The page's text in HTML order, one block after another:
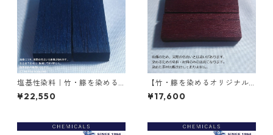
塩基性染料｜竹・籐を染める
｜1kg｜塩基性ブラック（黒色
系）
¥22,550
【竹・籐を染めるオリジナル
染料】｜1kg｜ミキセットファ
ストブロンＧＲ（こげ茶色）
¥17,600